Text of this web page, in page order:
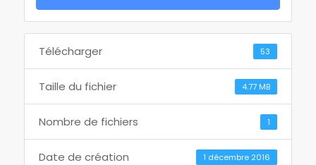
Télécharger 53
Taille du fichier 4.77 MB
Nombre de fichiers 1
Date de création 1 décembre 2016